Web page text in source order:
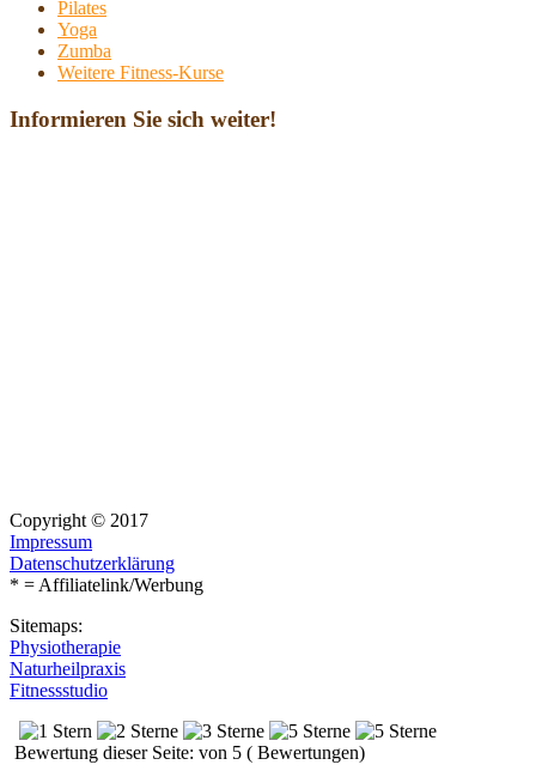
Pilates
Yoga
Zumba
Weitere Fitness-Kurse
Informieren Sie sich weiter!
Copyright © 2017
Impressum
Datenschutzerklärung
* = Affiliatelink/Werbung
Sitemaps:
Physiotherapie
Naturheilpraxis
Fitnessstudio
Bewertung dieser Seite: von 5 ( Bewertungen)